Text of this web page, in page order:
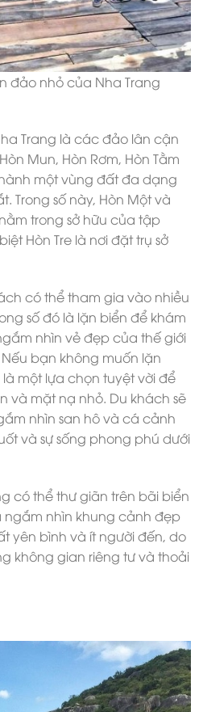
đảo nhỏ của Nha Trang
Trang là các đảo lân cận
Mun, Hòn Rơm, Hòn Tằm
một vùng đất đa dạng
Trong số này, Hòn Một và
trong sở hữu của tập
Hòn Tre là nơi đặt trụ sở
có thể tham gia vào nhiều
số đó là lặn biển để khám
nhìn vẻ đẹp của thế giới
bạn không muốn lặn
một lựa chọn tuyệt vời để
và mặt nạ nhỏ. Du khách sẽ
nhìn san hô và cá cảnh
và sự sống phong phú dưới
có thể thư giãn trên bãi biển
nhìn khung cảnh đẹp
yên bình và ít người đến, do
không gian riêng tư và thoải